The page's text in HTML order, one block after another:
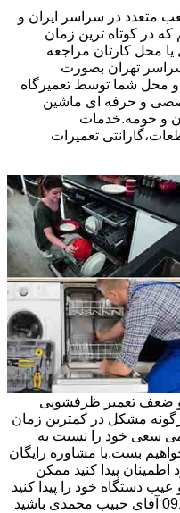
متعدد در سراسر ایران و
که در کوتاه ترین زمان
محل کارتان مراجعه
تهران بصورت
محل شما توسط تعمیرگاه
و حرفه ای ماشین
و حومه.خدمات
تعمیرات
و ضعف تعمیر ظرفشویی
مشکل در کمترین زمان
سعی خود را نسبت به
بست.با مشاوره رایگان
اطمینان پیدا کنید ممکن
دستگاه خود را پیدا کنید